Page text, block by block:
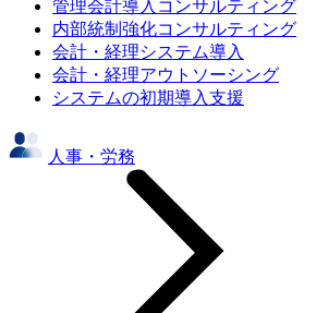
管理会計導入コンサルティング
内部統制強化コンサルティング
会計・経理システム導入
会計・経理アウトソーシング
システムの初期導入支援
人事・労務